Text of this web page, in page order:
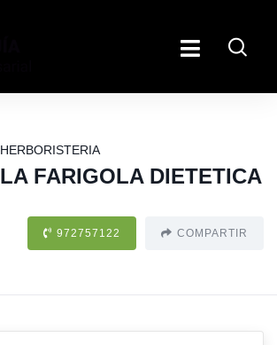
HERBORISTERIA
LA FARIGOLA DIETETICA
972757122 COMPARTIR